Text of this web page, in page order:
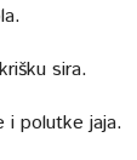
sira.
i polutke jaja.